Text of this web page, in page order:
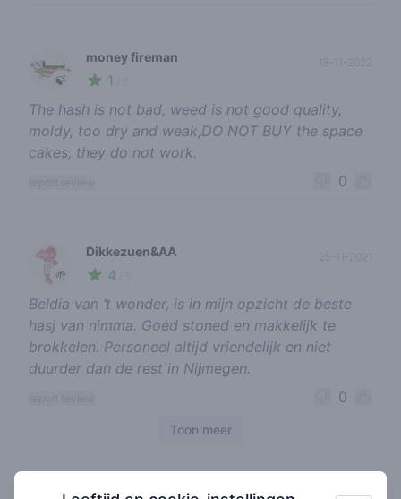
🍃
money fireman
1
The hash is not bad, weed is not good quality,
moldy, too dry and weak,DO NOT BUY the space
cakes, they do not work.
0
🌱
Dikkezuen&AA
4
Beldia van ‘t wonder, is in mijn opzicht de beste
hasj van nimma. Goed stoned en makkelijk te
brokkelen. Personeel altijd vriendelijk en niet
duurder dan de rest in Nijmegen.
0
Toon meer
Coffeeshops in de buurt